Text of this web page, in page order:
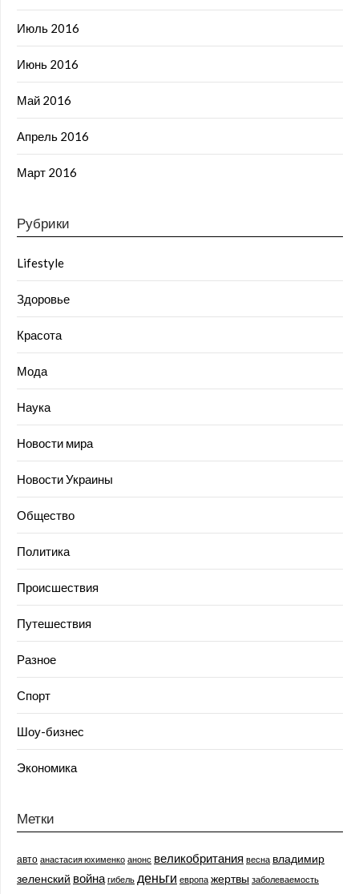
Июль 2016
Июнь 2016
Май 2016
Апрель 2016
Март 2016
Рубрики
Lifestyle
Здоровье
Красота
Мода
Наука
Новости мира
Новости Украины
Общество
Политика
Происшествия
Путешествия
Разное
Спорт
Шоу-бизнес
Экономика
Метки
авто анастасия юхименко анонс великобритания весна владимир
зеленский война гибель деньги европа жертвы заболеваемость